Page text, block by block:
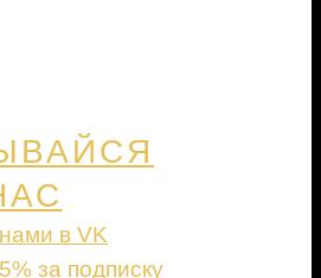
в VK
за подписку